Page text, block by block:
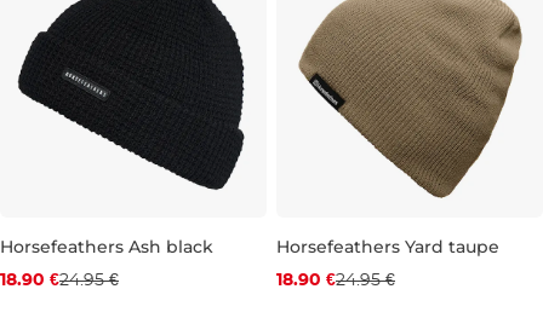
Horsefeathers Ash black
18.90 €24.95 €
Horsefeathers Yard taupe
18.90 €24.95 €